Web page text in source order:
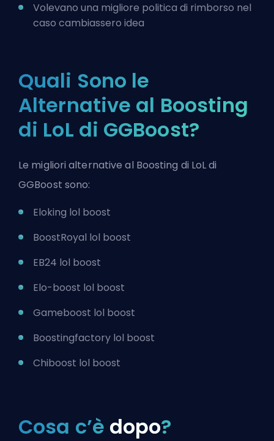
Volevano una migliore politica di rimborso nel
caso cambiassero idea
Quali Sono le
Alternative al Boosting
di LoL di GGBoost?
Le migliori alternative al Boosting di LoL di
GGBoost sono:
Eloking lol boost
BoostRoyal lol boost
EB24 lol boost
Elo-boost lol boost
Gameboost lol boost
Boostingfactory lol boost
Chiboost lol boost
Cosa c’è dopo?